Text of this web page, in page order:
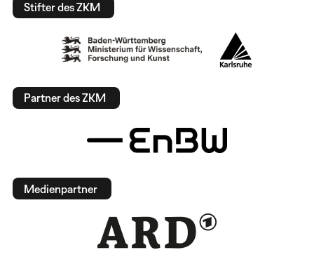
Stifter des ZKM
Partner des ZKM
Medienpartner